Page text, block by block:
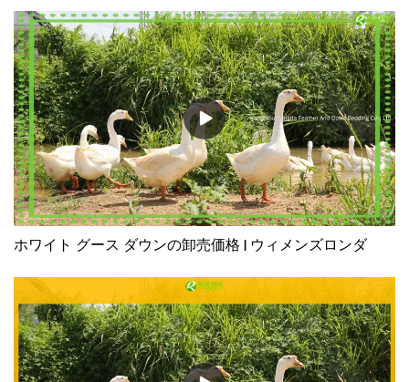
大幅に向上させます。
ホワイト グース ダウンの卸売価格 | ウィメンズロンダ